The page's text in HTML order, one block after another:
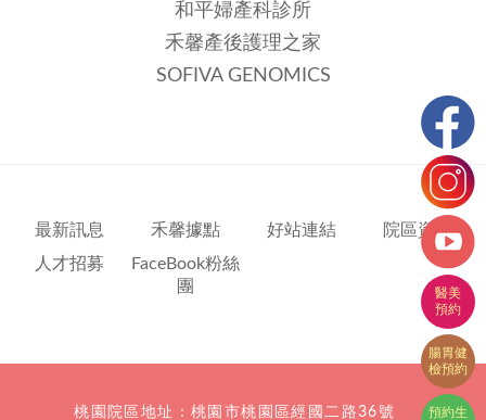
和平婦產科診所
禾馨產後護理之家
SOFIVA GENOMICS
最新訊息 禾馨據點 好站連結
院區資訊
人才招募
FaceBook粉絲
團
桃園院區地址：桃園市桃園區經國二路36號